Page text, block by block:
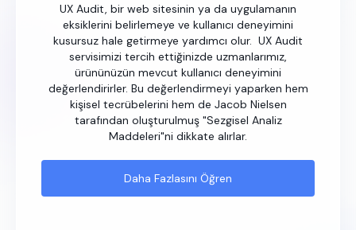
UX Audit, bir web sitesinin ya da uygulamanın
eksiklerini belirlemeye ve kullanıcı deneyimini
kusursuz hale getirmeye yardımcı olur. UX Audit
servisimizi tercih ettiğinizde uzmanlarımız,
ürününüzün mevcut kullanıcı deneyimini
değerlendirirler. Bu değerlendirmeyi yaparken hem
kişisel tecrübelerini hem de Jacob Nielsen
tarafından oluşturulmuş "Sezgisel Analiz
Maddeleri"ni dikkate alırlar.
Daha Fazlasını Öğren